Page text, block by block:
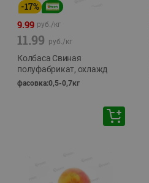
-17%
9.99 руб./кг
11.99 руб./кг
Колбаса Свиная
полуфабрикат, охлажд
фасовка:0,5-0,7кг